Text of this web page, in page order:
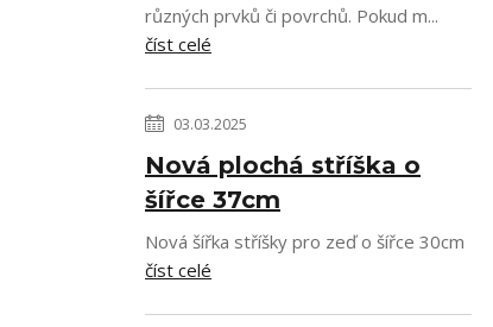
různých prvků či povrchů. Pokud m...
číst celé
03.03.2025
Nová plochá stříška o
šířce 37cm
Nová šířka stříšky pro zeď o šířce 30cm
číst celé